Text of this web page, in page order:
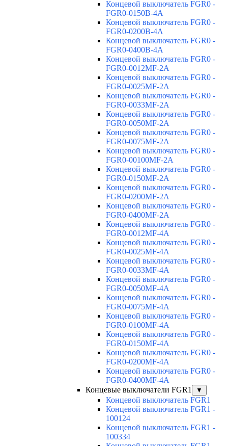
Концевой выключатель FGR0 -
FGR0-0150B-4A
Концевой выключатель FGR0 -
FGR0-0200B-4A
Концевой выключатель FGR0 -
FGR0-0400B-4A
Концевой выключатель FGR0 -
FGR0-0012MF-2A
Концевой выключатель FGR0 -
FGR0-0025MF-2A
Концевой выключатель FGR0 -
FGR0-0033MF-2A
Концевой выключатель FGR0 -
FGR0-0050MF-2A
Концевой выключатель FGR0 -
FGR0-0075MF-2A
Концевой выключатель FGR0 -
FGR0-00100MF-2A
Концевой выключатель FGR0 -
FGR0-0150MF-2A
Концевой выключатель FGR0 -
FGR0-0200MF-2A
Концевой выключатель FGR0 -
FGR0-0400MF-2A
Концевой выключатель FGR0 -
FGR0-0012MF-4A
Концевой выключатель FGR0 -
FGR0-0025MF-4A
Концевой выключатель FGR0 -
FGR0-0033MF-4A
Концевой выключатель FGR0 -
FGR0-0050MF-4A
Концевой выключатель FGR0 -
FGR0-0075MF-4A
Концевой выключатель FGR0 -
FGR0-0100MF-4A
Концевой выключатель FGR0 -
FGR0-0150MF-4A
Концевой выключатель FGR0 -
FGR0-0200MF-4A
Концевой выключатель FGR0 -
FGR0-0400MF-4A
Концевые выключатели FGR1
▼
Концевой выключатель FGR1
Концевой выключатель FGR1 -
100124
Концевой выключатель FGR1 -
100334